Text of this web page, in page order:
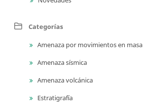
Categorías
Amenaza por movimientos en masa
Amenaza sísmica
Amenaza volcánica
Estratigrafía